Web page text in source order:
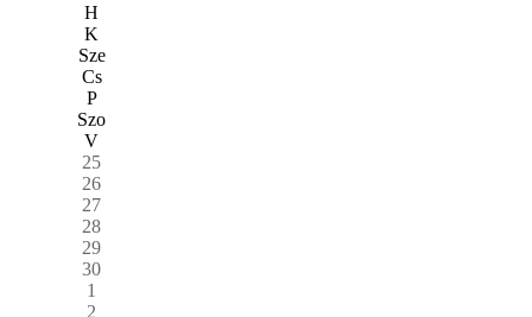
H
K
Sze
Cs
P
Szo
V
25
26
27
28
29
30
1
2